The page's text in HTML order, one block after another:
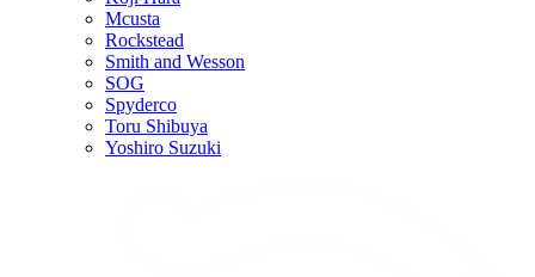
Mcusta
Rockstead
Smith and Wesson
SOG
Spyderco
Toru Shibuya
Yoshiro Suzuki